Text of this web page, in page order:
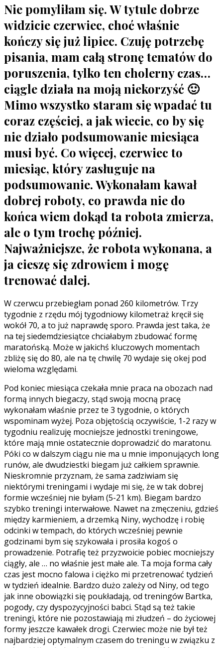
Nie pomyliłam się. W tytule dobrze
widzicie czerwiec, choć właśnie
kończy się już lipiec. Czuję potrzebę
pisania, mam całą stronę tematów do
poruszenia, tylko ten cholerny czas…
ciągle działa na moją niekorzyść 🙂
Mimo wszystko staram się wpadać tu
coraz częściej, a jak wiecie, co by się
nie działo podsumowanie miesiąca
musi być. Co więcej, czerwiec to
miesiąc, który zasługuje na
podsumowanie. Wykonałam kawał
dobrej roboty, co prawda nie do
końca wiem dokąd ta robota zmierza,
ale o tym trochę później.
Najważniejsze, że robota wykonana, a
ja cieszę się zdrowiem i mogę
trenować dalej.
W czerwcu przebiegłam ponad 260 kilometrów. Trzy
tygodnie z rzędu mój tygodniowy kilometraż kręcił się
wokół 70, a to już naprawdę sporo. Prawda jest taka, że
na tej siedemdziesiątce chciałabym zbudować formę
maratońską. Może w jakichś kluczowych momentach
zbliżę się do 80, ale na tę chwilę 70 wydaje się okej pod
wieloma względami.
Pod koniec miesiąca czekała mnie praca na obozach nad
formą innych biegaczy, stąd swoją mocną pracę
wykonałam właśnie przez te 3 tygodnie, o których
wspominam wyżej. Poza objętością oczywiście, 1-2 razy w
tygodniu realizuję mocniejsze jednostki treningowe,
które mają mnie ostatecznie doprowadzić do maratonu.
Póki co w dalszym ciągu nie ma u mnie imponujących long
runów, ale dwudziestki biegam już całkiem sprawnie.
Nieskromnie przyznam, że sama zadziwiam się
niektórymi treningami i wydaje mi się, że w tak dobrej
formie wcześniej nie byłam (5-21 km). Biegam bardzo
szybko treningi interwałowe. Nawet na zmęczeniu, gdzieś
między karmieniem, a drzemką Niny, wychodzę i robię
odcinki w tempach, do których wcześniej pewnie
godzinami bym się szykowała i prosiła kogoś o
prowadzenie. Potrafię też przyzwoicie pobiec mocniejszy
ciągły, ale … no właśnie jest małe ale. Ta moja forma cały
czas jest mocno falowa i ciężko mi przetrenować tydzień
w tydzień idealnie. Bardzo dużo zależy od Niny, od tego
jak inne obowiązki się poukładają, od treningów Bartka,
pogody, czy dyspozycyjności babci. Stąd są też takie
treningi, które nie pozostawiają mi złudzeń – do życiowej
formy jeszcze kawałek drogi. Czerwiec może nie był też
najbardziej optymalnym czasem do treningu w związku z